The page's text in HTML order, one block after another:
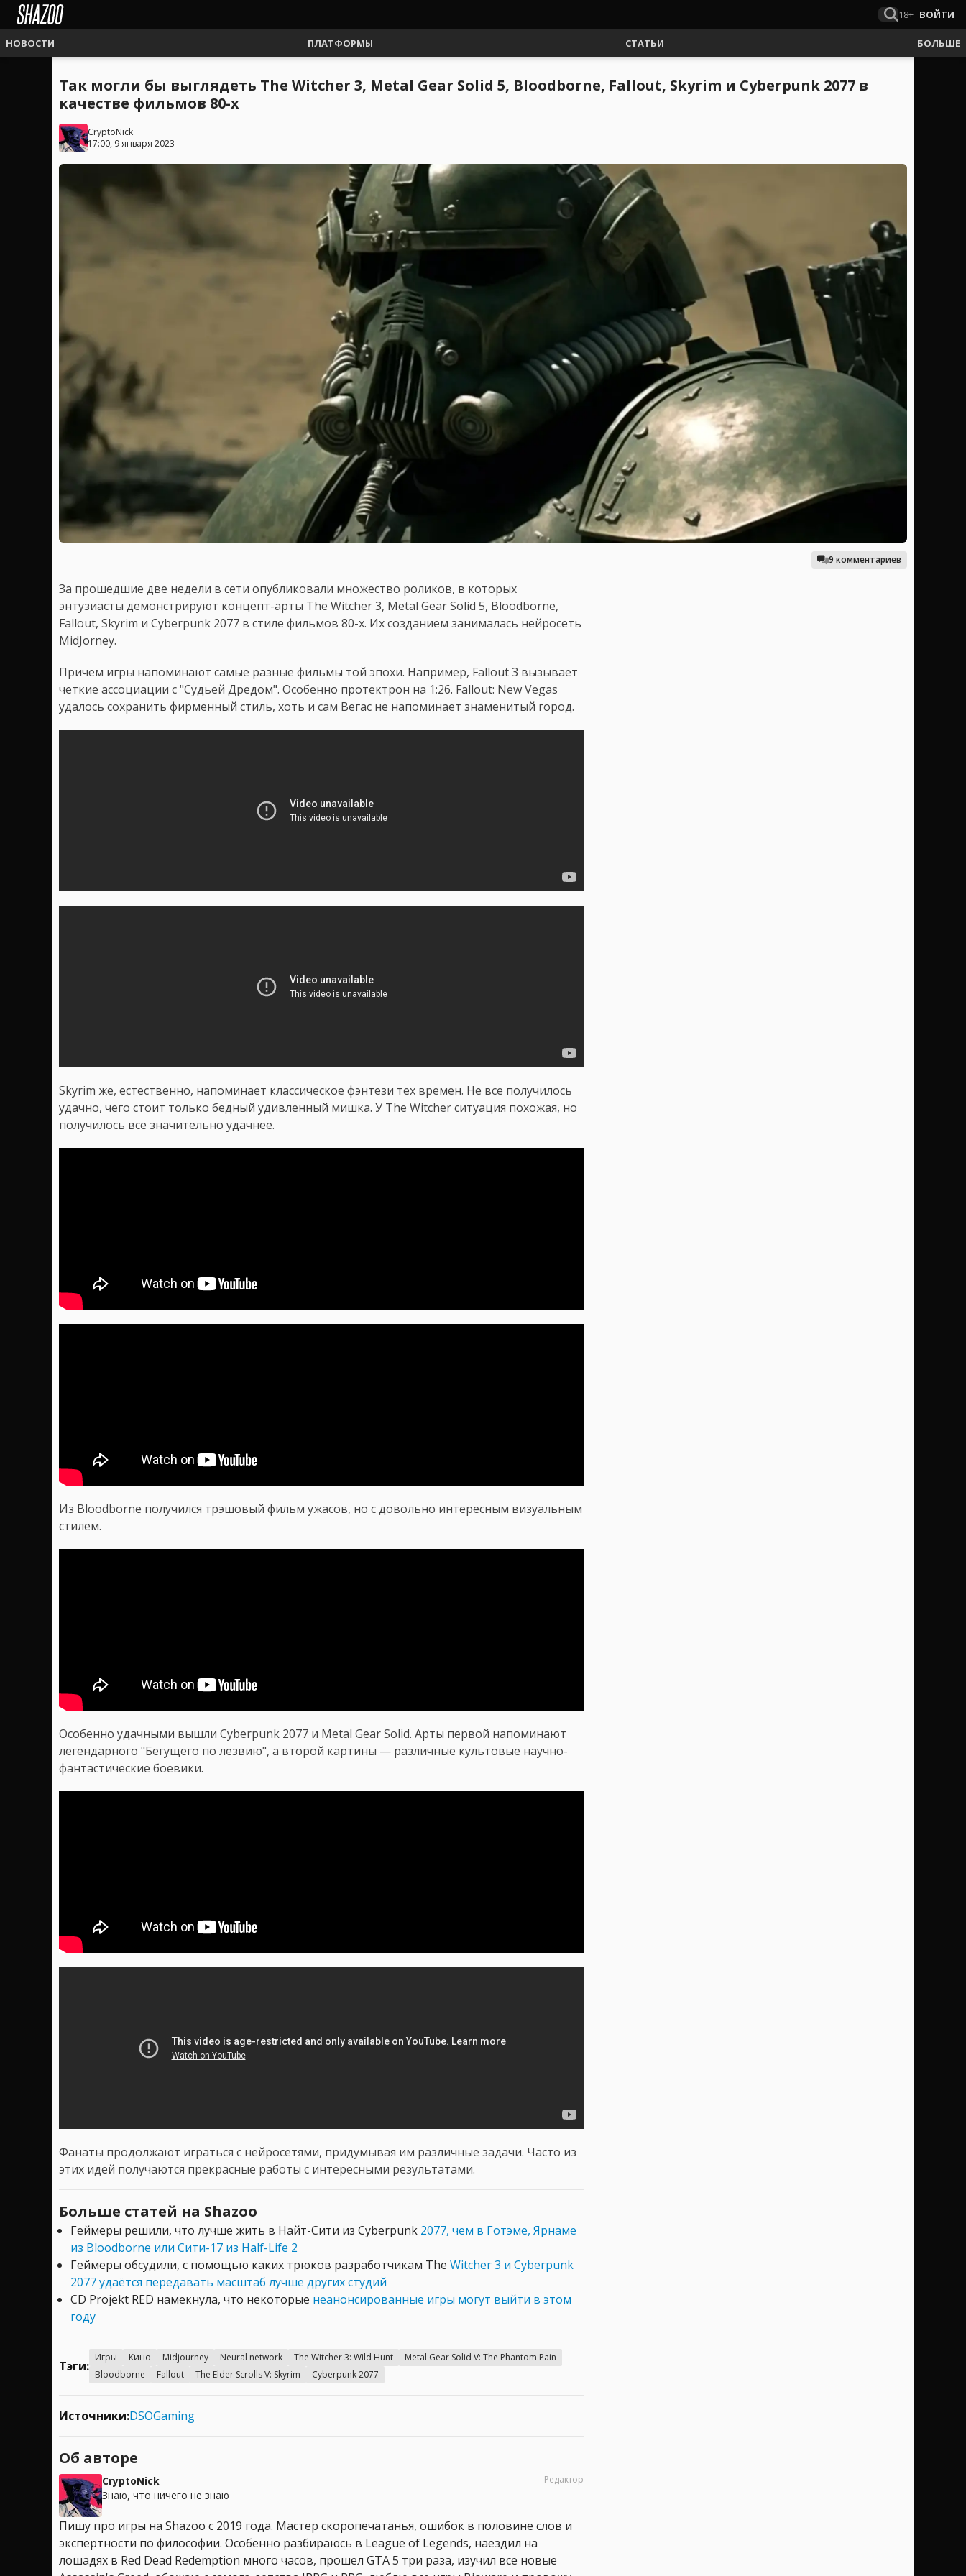
18+ ВОЙТИ
НОВОСТИ ПЛАТФОРМЫ СТАТЬИ БОЛЬШЕ
Так могли бы выглядеть The Witcher 3, Metal Gear Solid 5, Bloodborne, Fallout, Skyrim и Cyberpunk 2077 в
качестве фильмов 80-х
CryptoNick
17:00, 9 января 2023
9 комментариев
За прошедшие две недели в сети опубликовали множество роликов, в которых
энтузиасты демонстрируют концепт-арты The Witcher 3, Metal Gear Solid 5, Bloodborne,
Fallout, Skyrim и Cyberpunk 2077 в стиле фильмов 80-х. Их созданием занималась нейросеть
MidJorney.
Причем игры напоминают самые разные фильмы той эпохи. Например, Fallout 3 вызывает
четкие ассоциации с "Судьей Дредом". Особенно протектрон на 1:26. Fallout: New Vegas
удалось сохранить фирменный стиль, хоть и сам Вегас не напоминает знаменитый город.
Skyrim же, естественно, напоминает классическое фэнтези тех времен. Не все получилось
удачно, чего стоит только бедный удивленный мишка. У The Witcher ситуация похожая, но
получилось все значительно удачнее.
Из Bloodborne получился трэшовый фильм ужасов, но с довольно интересным визуальным
стилем.
Особенно удачными вышли Cyberpunk 2077 и Metal Gear Solid. Арты первой напоминают
легендарного "Бегущего по лезвию", а второй картины — различные культовые научно-
фантастические боевики.
Фанаты продолжают играться с нейросетями, придумывая им различные задачи. Часто из
этих идей получаются прекрасные работы с интересными результатами.
Больше статей на Shazoo
Геймеры решили, что лучше жить в Найт-Сити из Cyberpunk 2077, чем в Готэме, Ярнаме
из Bloodborne или Сити-17 из Half-Life 2
Геймеры обсудили, с помощью каких трюков разработчикам The Witcher 3 и Cyberpunk
2077 удаётся передавать масштаб лучше других студий
CD Projekt RED намекнула, что некоторые неанонсированные игры могут выйти в этом
году
Тэги:
Игры Кино Midjourney Neural network The Witcher 3: Wild Hunt
Metal Gear Solid V: The Phantom Pain
Bloodborne
Fallout The Elder Scrolls V: Skyrim Cyberpunk 2077
Источники:DSOGaming
Об авторе
CryptoNick
Знаю, что ничего не знаю
Редактор
Пишу про игры на Shazoo с 2019 года. Мастер скоропечатанья, ошибок в половине слов и
экспертности по философии. Особенно разбираюсь в League of Legends, наездил на
лошадях в Red Dead Redemption много часов, прошел GTA 5 три раза, изучил все новые